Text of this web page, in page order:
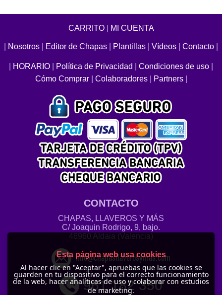
CARRITO| MI CUENTA
Nosotros Editor de Chapas Plantillas Vídeos Contacto
HORARIO Política de Privacidad Condiciones de uso
Cómo Comprar
Colaboradores Partners
CONTACTO
CHAPAS, LLAVEROS Y MÁS
C/ Joaquin Rodrigo, 9, bajo.
46960 Aldaia (Valencia)
info@chapasllaverosymas.com
961 182 350
Esta página web usa cookies
Al hacer clic en "Aceptar", apruebas que las cookies se
guarden en tu dispositivo para el correcto funcionamiento
de la web, hacer analíticas de uso y colaborar con estudios
de marketing.